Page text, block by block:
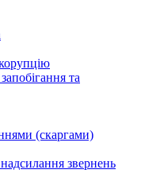
та
(скаргами)
звернень